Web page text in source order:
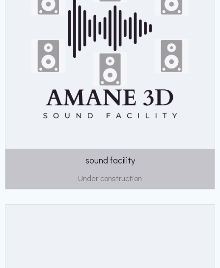
sound facility
Under construction